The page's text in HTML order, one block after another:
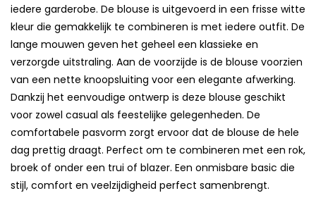
iedere garderobe. De blouse is uitgevoerd in een frisse witte
kleur die gemakkelijk te combineren is met iedere outfit. De
lange mouwen geven het geheel een klassieke en
verzorgde uitstraling. Aan de voorzijde is de blouse voorzien
van een nette knoopsluiting voor een elegante afwerking.
Dankzij het eenvoudige ontwerp is deze blouse geschikt
voor zowel casual als feestelijke gelegenheden. De
comfortabele pasvorm zorgt ervoor dat de blouse de hele
dag prettig draagt. Perfect om te combineren met een rok,
broek of onder een trui of blazer. Een onmisbare basic die
stijl, comfort en veelzijdigheid perfect samenbrengt.